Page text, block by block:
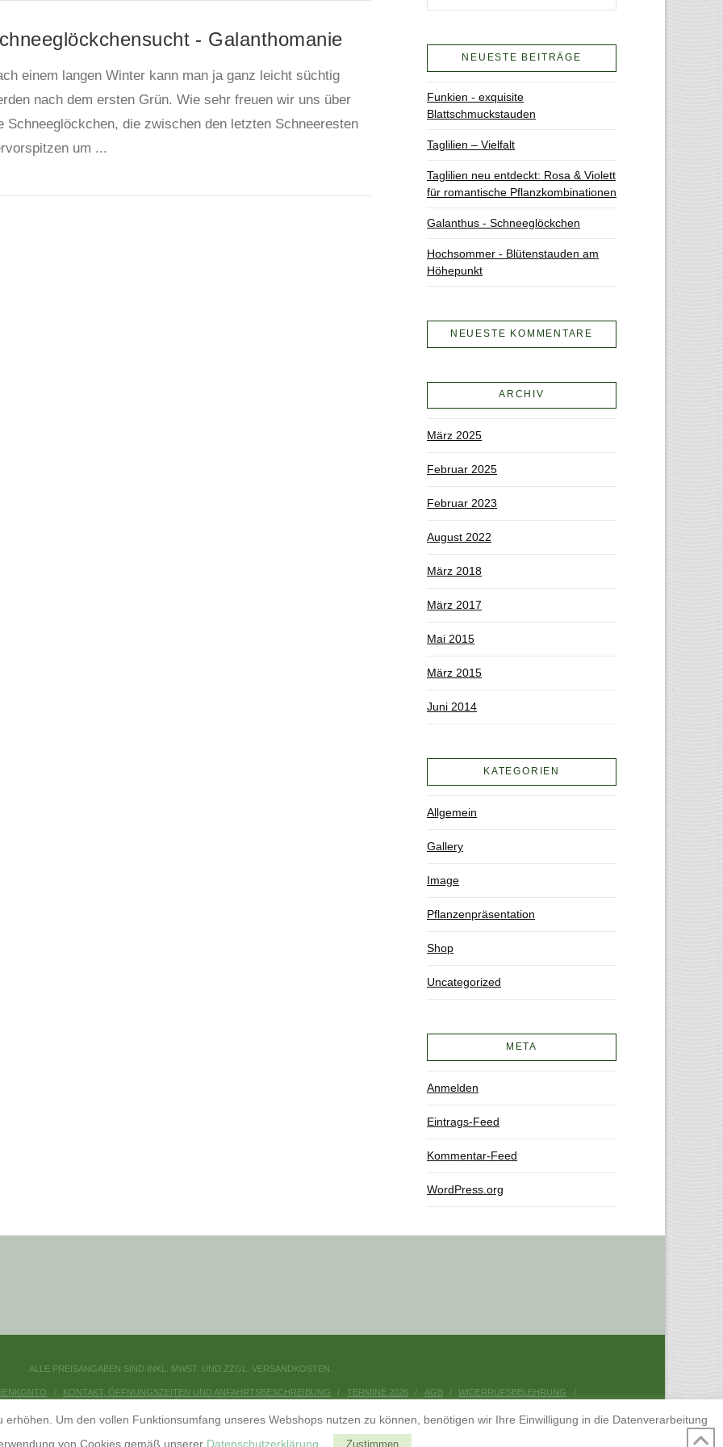
- Galanthomanie
einem langen Winter kann man ja ganz leicht süchtig
nach dem ersten Grün. Wie sehr freuen wir uns über
Schneeglöckchen, die zwischen den letzten Schneeresten
um ...
NEUESTE BEITRÄGE
Funkien - exquisite
Blattschmuckstauden
Taglilien – Vielfalt
Taglilien neu entdeckt: Rosa & Violett
für romantische Pflanzkombinationen
Galanthus - Schneeglöckchen
Hochsommer - Blütenstauden am
Höhepunkt
NEUESTE KOMMENTARE
ARCHIV
März 2025
Februar 2025
Februar 2023
August 2022
März 2018
März 2017
Mai 2015
März 2015
Juni 2014
KATEGORIEN
Allgemein
Gallery
Image
Pflanzenpräsentation
Shop
Uncategorized
META
Anmelden
Eintrags-Feed
Kommentar-Feed
WordPress.org
ALLE PREISANGABEN SIND INKL. MWST. UND ZZGL. VERSANDKOSTEN.
KONTAKT, ÖFFNUNGSZEITEN UND ANFAHRTSBESCHREIBUNG TERMINE 2026 AGB
WIDERRUFSBELEHRUNG
FACEBOOK
Um den vollen Funktionsumfang unseres Webshops nutzen zu können, benötigen wir Ihre Einwilligung in die Datenverarbeitung
von Cookies gemäß unserer Datenschutzerklärung Zustimmen